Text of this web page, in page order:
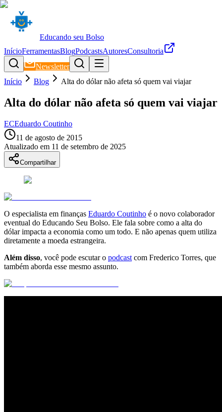
Educando seu Bolso
InícioFerramentasBlogPodcastsAutoresConsultoria
Newsletter
Início
Blog Alta do dólar não afeta só quem vai viajar
Alta do dólar não afeta só quem vai viajar
ECEduardo Coutinho
11 de agosto de 2015
Atualizado em 11 de setembro de 2025
Compartilhar
O especialista em finanças Eduardo Coutinho é o novo colaborador
eventual do Educando Seu Bolso. Ele fala sobre como a alta do
dólar impacta a economia como um todo. E não apenas quem utiliza
diretamente a moeda estrangeira.
Além disso, você pode escutar o podcast com Frederico Torres, que
também aborda esse mesmo assunto.